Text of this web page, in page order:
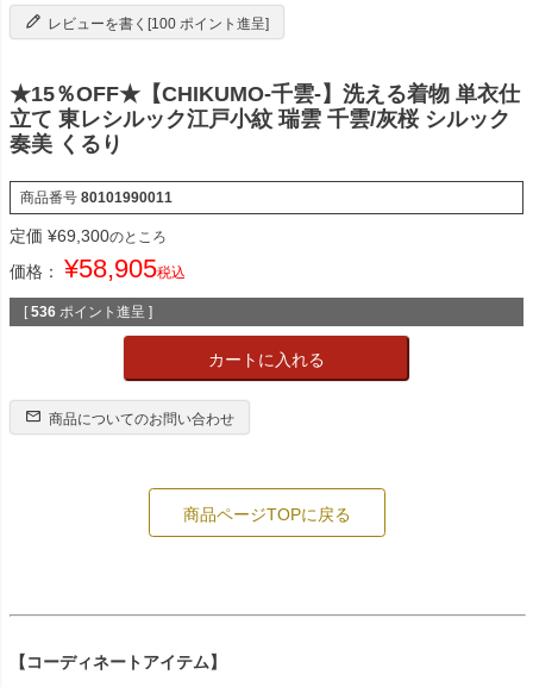
レビューを書く[100 ポイント進呈]
★15％OFF★【CHIKUMO-千雲-】洗える着物 単衣仕
立て 東レシルック江戸小紋 瑞雲 千雲/灰桜 シルック
奏美 くるり
商品番号 80101990011
定価 ¥69,300のところ
価格： ¥58,905税込
[ 536 ポイント進呈 ]
カートに入れる
商品についてのお問い合わせ
商品ページTOPに戻る
【コーディネートアイテム】